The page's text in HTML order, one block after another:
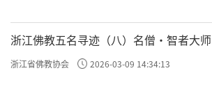
浙江佛教五名寻迹（八）名僧·智者大师
浙江省佛教协会 2026-03-09 14:34:13